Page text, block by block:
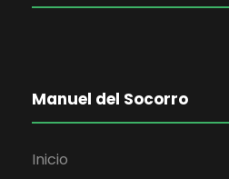
Manuel del Socorro
Inicio